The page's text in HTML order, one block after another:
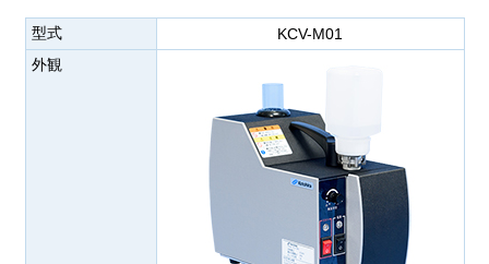
型式
KCV-M01
外観